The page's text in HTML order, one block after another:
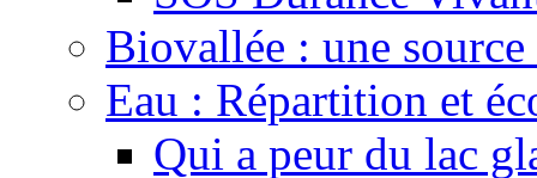
Biovallée : une
Eau : Répartition et
Qui a peur du lac